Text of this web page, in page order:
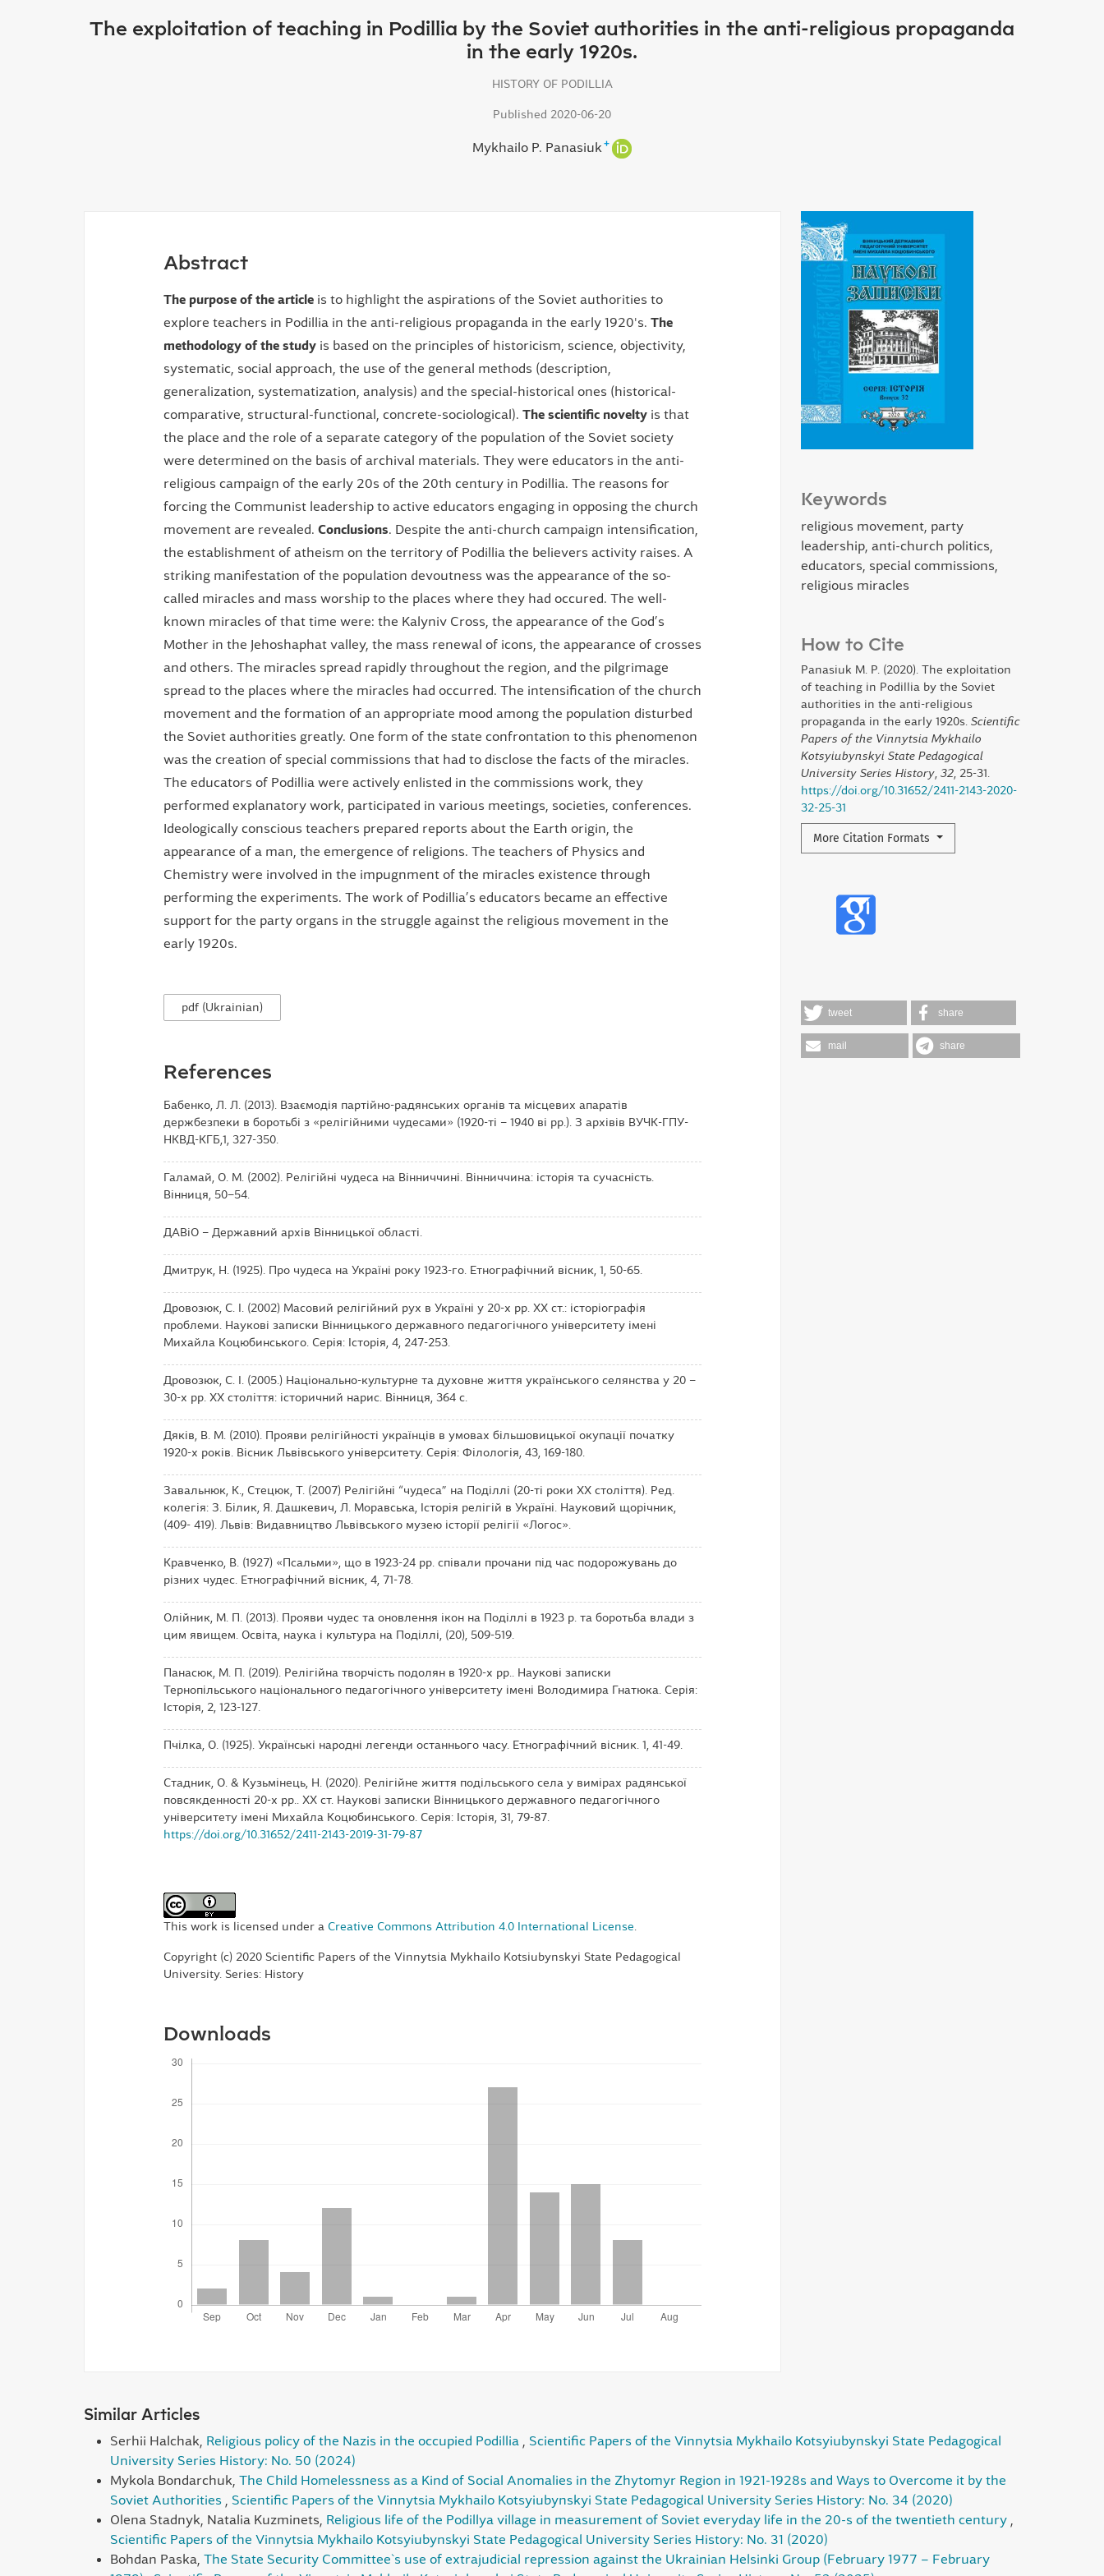
The exploitation of teaching in Podillia by the Soviet authorities in the anti-religious propaganda
in the early 1920s.
HISTORY OF PODILLIA
Published 2020-06-20
Mykhailo Р. Panasiuk +
Keywords
religious movement, party
leadership, anti-church politics,
educators, special commissions,
religious miracles
How to Cite
Panasiuk M. Р. (2020). The exploitation
of teaching in Podillia by the Soviet
authorities in the anti-religious
propaganda in the early 1920s. Scientific
Papers of the Vinnytsia Mykhailo
Kotsyiubynskyi State Pedagogical
University Series History 32 , 25-31.
https://doi.org/10.31652/2411-2143-2020-
32-25-31
More Citation Formats
tweet share
mail share
Abstract
The purpose of the article is to highlight the aspirations of the Soviet authorities to
explore teachers in Podillia in the anti-religious propaganda in the early 1920's. The
methodology of the study is based on the principles of historicism, science, objectivity,
systematic, social approach, the use of the general methods (description,
generalization, systematization, analysis) and the special-historical ones (historical-
comparative, structural-functional, concrete-sociological). The scientific novelty is that
the place and the role of a separate category of the population of the Soviet society
were determined on the basis of archival materials. They were educators in the anti-
religious campaign of the early 20s of the 20th century in Podillia. The reasons for
forcing the Communist leadership to active educators engaging in opposing the church
movement are revealed. Conclusions. Despite the anti-church campaign intensification,
the establishment of atheism on the territory of Podillia the believers activity raises. A
striking manifestation of the population devoutness was the appearance of the so-
called miracles and mass worship to the places where they had occured. The well-
known miracles of that time were: the Kalyniv Cross, the appearance of the God’s
Mother in the Jehoshaphat valley, the mass renewal of icons, the appearance of crosses
and others. The miracles spread rapidly throughout the region, and the pilgrimage
spread to the places where the miracles had occurred. The intensification of the church
movement and the formation of an appropriate mood among the population disturbed
the Soviet authorities greatly. One form of the state confrontation to this phenomenon
was the creation of special commissions that had to disclose the facts of the miracles.
The educators of Podillia were actively enlisted in the commissions work, they
performed explanatory work, participated in various meetings, societies, conferences.
Ideologically conscious teachers prepared reports about the Earth origin, the
appearance of a man, the emergence of religions. The teachers of Physics and
Chemistry were involved in the impugnment of the miracles existence through
performing the experiments. The work of Podillia’s educators became an effective
support for the party organs in the struggle against the religious movement in the
early 1920s.
pdf (Ukrainian)
References
Бабенко, Л. Л. (2013). Взаємодія партійно-радянських органів та місцевих апаратів
держбезпеки в боротьбі з «релігійними чудесами» (1920-ті – 1940 ві pp.). З архівів ВУЧК-ГПУ-
НКВД-КГБ,1, 327-350.
Галамай, О. М. (2002). Релігійні чудеса на Вінниччині. Вінниччина: історія та сучасність.
Вінниця, 50–54.
ДАВіО – Державний архів Вінницької області.
Дмитрук, Н. (1925). Про чудеса на Україні року 1923-го. Етнографічний вісник, 1, 50-65.
Дровозюк, С. І. (2002) Масовий релігійний рух в Україні у 20-х рр. ХХ ст.: історіографія
проблеми. Наукові записки Вінницького державного педагогічного університету імені
Михайла Коцюбинського. Серія: Історія, 4, 247-253.
Дровозюк, С. І. (2005.) Національно-культурне та духовне життя українського селянства у 20 –
30-х рр. ХХ століття: історичний нарис. Вінниця, 364 с.
Дяків, В. М. (2010). Прояви релігійності українців в умовах більшовицької окупації початку
1920-х років. Вісник Львівського університету. Серія: Філологія, 43, 169-180.
Завальнюк, К., Стецюк, Т. (2007) Релігійні “чудеса” на Поділлі (20-ті роки XX століття). Ред.
колегія: З. Білик, Я. Дашкевич, Л. Моравська, Історія релігій в Україні. Науковий щорічник,
(409- 419). Львів: Видавництво Львівського музею історії релігії «Логос».
Кравченко, В. (1927) «Псальми», що в 1923-24 рр. співали прочани під час подорожувань до
різних чудес. Етнографічний вісник, 4, 71-78.
Олійник, М. П. (2013). Прояви чудес та оновлення ікон на Поділлі в 1923 р. та боротьба влади з
цим явищем. Освіта, наука і культура на Поділлі, (20), 509-519.
Панасюк, М. П. (2019). Релігійна творчість подолян в 1920-х рр.. Наукові записки
Тернопільського національного педагогічного університету імені Володимира Гнатюка. Серія:
Історія, 2, 123-127.
Пчілка, О. (1925). Українські народні легенди останнього часу. Етнографічний вісник. 1, 41-49.
Стадник, О. & Кузьмінець, Н. (2020). Релігійне життя подільського села у вимірах радянської
повсякденності 20-х рр.. ХХ ст. Наукові записки Вінницького державного педагогічного
університету імені Михайла Коцюбинського. Серія: Історія, 31, 79-87.
https://doi.org/10.31652/2411-2143-2019-31-79-87
This work is licensed under a Creative Commons Attribution 4.0 International License
Copyright (c) 2020 Scientific Papers of the Vinnytsia Mykhailo Kotsiubynskyi State Pedagogical
University. Series: History
Downloads
Similar Articles
Serhii Halchak, Religious policy of the Nazis in the occupied Podillia
Scientific Papers of the Vinnytsia Mykhailo Kotsyiubynskyi State Pedagogical
University Series History: No. 50 (2024)
Mykola Bondarchuk, The Child Homelessness as a Kind of Social Anomalies in the Zhytomyr Region in 1921-1928s and Ways to Overcome it by the
Soviet Authorities
Scientific Papers of the Vinnytsia Mykhailo Kotsyiubynskyi State Pedagogical University Series History: No. 34 (2020)
Olena Stadnyk, Natalia Kuzminets, Religious life of the Podillya village in measurement of Soviet everyday life in the 20-s of the twentieth century
Scientific Papers of the Vinnytsia Mykhailo Kotsyiubynskyi State Pedagogical University Series History: No. 31 (2020)
Bohdan Paska, The State Security Committee`s use of extrajudicial repression against the Ukrainian Helsinki Group (February 1977 – February